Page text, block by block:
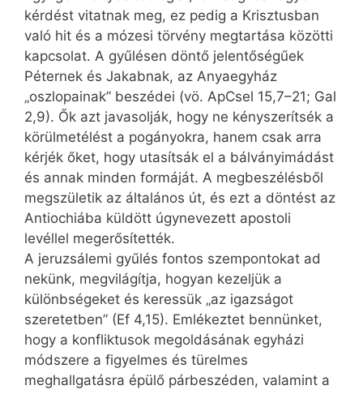
kérdést vitatnak meg, ez pedig a Krisztusban
való hit és a mózesi törvény megtartása közötti
kapcsolat. A gyűlésen döntő jelentőségűek
Péternek és Jakabnak, az Anyaegyház
„oszlopainak” beszédei (vö. ApCsel 15,7–21; Gal
2,9). Ők azt javasolják, hogy ne kényszerítsék a
körülmetélést a pogányokra, hanem csak arra
kérjék őket, hogy utasítsák el a bálványimádást
és annak minden formáját. A megbeszélésből
megszületik az általános út, és ezt a döntést az
Antiochiába küldött úgynevezett apostoli
levéllel megerősítették.
A jeruzsálemi gyűlés fontos szempontokat ad
nekünk, megvilágítja, hogyan kezeljük a
különbségeket és keressük „az igazságot
szeretetben” (Ef 4,15). Emlékeztet bennünket,
hogy a konfliktusok megoldásának egyházi
módszere a figyelmes és türelmes
meghallgatásra épülő párbeszéden, valamint a